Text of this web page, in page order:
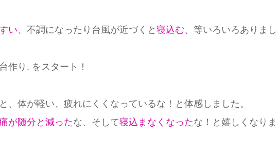
い、不調になったり台風が近づくと 寝込む、等いろいろありまし
作り. をスタート！
、体が軽い、疲れにくくなっているな！と体感しました。
が随分と減ったな、そして寝込まなくなったな！と嬉しくなりま